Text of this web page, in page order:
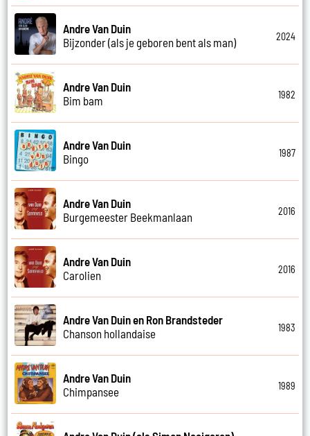
Andre Van Duin
Bijzonder (als je geboren bent als man)
2024
Andre Van Duin
Bim bam
1982
Andre Van Duin
Bingo
1987
Andre Van Duin
Burgemeester Beekmanlaan
2016
Andre Van Duin
Carolien
2016
Andre Van Duin en Ron Brandsteder
Chanson hollandaise
1983
Andre Van Duin
Chimpansee
1989